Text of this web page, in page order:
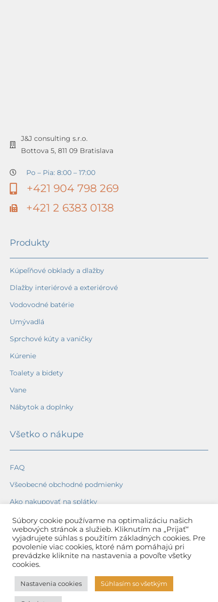
J&J consulting s.r.o.
Bottova 5, 811 09 Bratislava
Po – Pia: 8:00 – 17:00
+421 904 798 269
+421 2 6383 0138
Produkty
Kúpeľňové obklady a dlažby
Dlažby interiérové a exteriérové
Vodovodné batérie
Umývadlá
Sprchové kúty a vaničky
Kúrenie
Toalety a bidety
Vane
Nábytok a doplnky
Všetko o nákupe
FAQ
Všeobecné obchodné podmienky
Ako nakupovať na splátky
Ochrana osobných údajov
Reklamačný poriadok
Spôsob a cena dopravy
Spôsob platby
Súbory cookie používame na optimalizáciu našich
webových stránok a služieb. Kliknutím na „Prijať“
vyjadrujete súhlas s použitím základných cookies. Pre
povolenie viac cookies, ktoré nám pomáhajú pri
prevádzke kliknite na nastavenia a povoľte všetky
cookies.
Nastavenia cookies Súhlasím so všetkým